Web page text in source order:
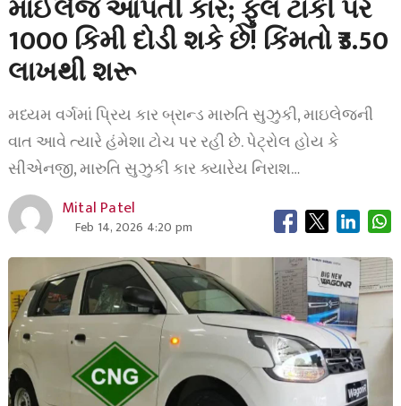
માઈલેજ આપતી કાર; ફુલ ટાંકી પર
1000 કિમી દોડી શકે છે! કિંમતો ₹3.50
લાખથી શરૂ
મધ્યમ વર્ગમાં પ્રિય કાર બ્રાન્ડ મારુતિ સુઝુકી, માઇલેજની
વાત આવે ત્યારે હંમેશા ટોચ પર રહી છે. પેટ્રોલ હોય કે
સીએનજી, મારુતિ સુઝુકી કાર ક્યારેય નિરાશ…
Mital Patel
Feb 14, 2026 4:20 pm